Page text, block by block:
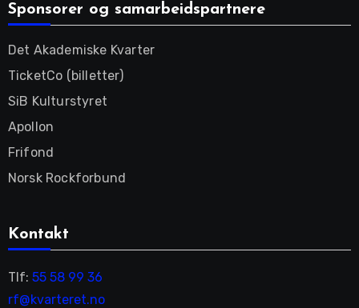
Sponsorer og samarbeidspartnere
Det Akademiske Kvarter
TicketCo (billetter)
SiB Kulturstyret
Apollon
Frifond
Norsk Rockforbund
Kontakt
Tlf: 55 58 99 36
rf@kvarteret.no